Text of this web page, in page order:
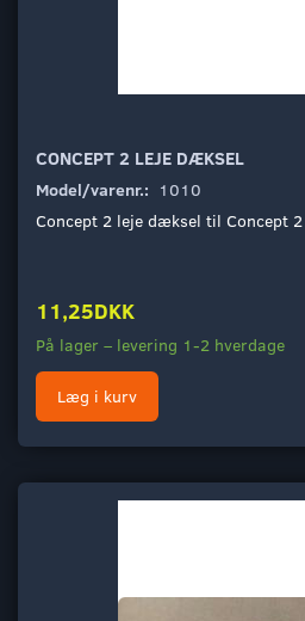
CONCEPT 2 LEJE DÆKSEL
Model/varenr.: 1010
Concept 2 leje dæksel til Concept
11,25DKK
På lager – levering 1-2 hverdage
Læg i kurv